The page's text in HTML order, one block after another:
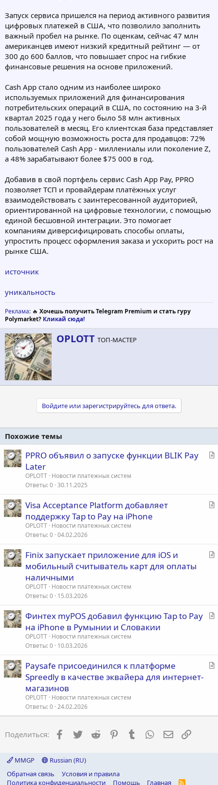
Запуск сервиса пришелся на период активного развития
цифровых платежей в США, что позволило заполнить
важный пробел на рынке. По оценкам, сейчас 47 млн
американцев имеют низкий кредитный рейтинг — от
300 до 600 баллов, что повышает спрос на гибкие
финансовые решения на основе приложений.
Cash App стало одним из наиболее широко
используемых приложений для финансирования
потребительских операций в США, по состоянию на 3-й
квартал 2025 года у него было 58 млн активных
пользователей в месяц. Его клиентская база представляет
собой мощную возможность роста для продавцов: 72%
пользователей Cash App - миллениалы или поколение Z,
а 48% зарабатывают более $75 000 в год.
Добавив в свой портфель сервис Cash App Pay, PPRO
позволяет ТСП и провайдерам платёжных услуг
взаимодействовать с заинтересованной аудиторией,
ориентированной на цифровые технологии, с помощью
единой бесшовной интеграции. Это помогает
компаниям диверсифицировать способы оплаты,
упростить процесс оформления заказа и ускорить рост на
рынке США.
источник
уникальность
Реклама: 🔥 Хочешь получить Telegram Premium и стать гуру
Polymarket? Кликай сюда!
А
в
OPLOTT ТОП-МАСТЕР
Войдите или зарегистрируйтесь для ответа.
Похожие темы
С
я
PPRO объявил о запуске функции BLIK Pay
Later
OPLOTT Новости платежных систем
Ответы 0 30.11.2025
С
я
Visa Acceptance Platform добавляет
поддержку Tap to Pay на iPhone
OPLOTT Новости платежных систем
Ответы 0 04.02.2026
С
Finix запускает приложение для iOS и
мобильный считыватель карт для оплаты
наличными
OPLOTT Новости платежных систем
Ответы 0 15.03.2026
С
я
Финтех myPOS добавил функцию Tap to Pay
на iPhone в Румынии и Словакии
OPLOTT Новости платежных систем
Ответы 0 10.03.2026
С
я
Paysafe присоединился к платформе
Spreedly в качестве эквайера для интернет-
магазинов
OPLOTT Новости платежных систем
Ответы 0 24.02.2026
Поделиться: Facebook
Twitter Reddit PinterestTumblr WhatsApp
MMGP
Russian (RU)
Обратная связь
Условия и правила
Политика конфиденциальности
Помощь Главная R